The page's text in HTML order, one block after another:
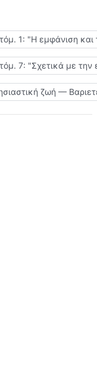
1: "Η εμφάνιση
7: "Σχετικά με την
ζωή —